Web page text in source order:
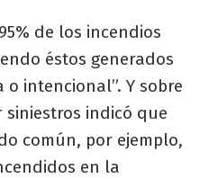
de los incendios
éstos generados
intencional”. Y sobre
siniestros indicó que
común, por ejemplo,
en la